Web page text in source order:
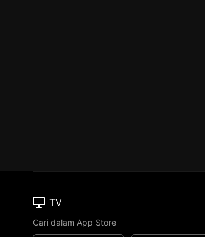
TV
Cari dalam App Store